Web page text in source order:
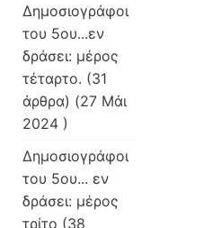
Δημοσιογράφοι
του 5ου...εν
δράσει: μέρος
τέταρτο. (31
άρθρα) (27 Μάι
2024 )
Δημοσιογράφοι
του 5ου... εν
δράσει: μέρος
τρίτο (38